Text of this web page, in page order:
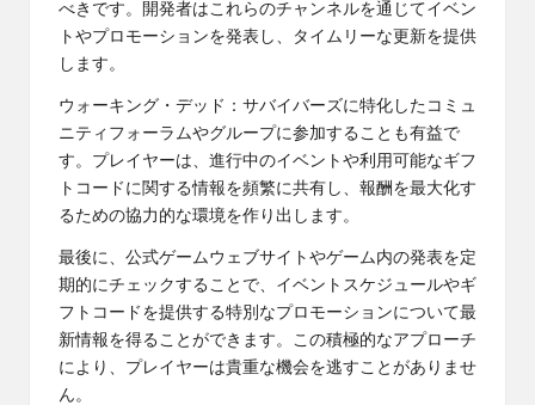
べきです。開発者はこれらのチャンネルを通じてイベン
トやプロモーションを発表し、タイムリーな更新を提供
します。
ウォーキング・デッド：サバイバーズに特化したコミュ
ニティフォーラムやグループに参加することも有益で
す。プレイヤーは、進行中のイベントや利用可能なギフ
トコードに関する情報を頻繁に共有し、報酬を最大化す
るための協力的な環境を作り出します。
最後に、公式ゲームウェブサイトやゲーム内の発表を定
期的にチェックすることで、イベントスケジュールやギ
フトコードを提供する特別なプロモーションについて最
新情報を得ることができます。この積極的なアプローチ
により、プレイヤーは貴重な機会を逃すことがありませ
ん。